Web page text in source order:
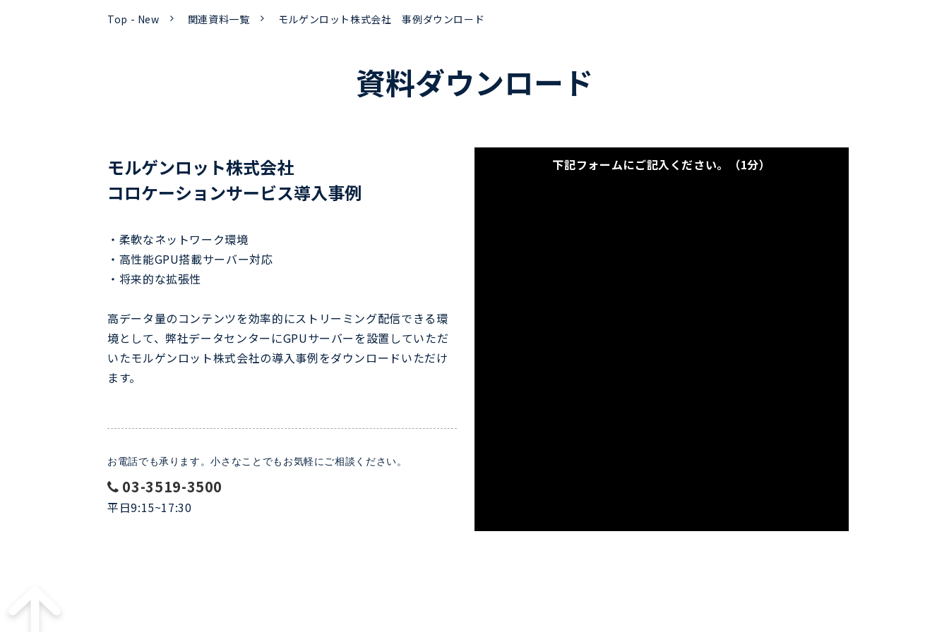
Top - New 関連資料一覧 モルゲンロット株式会社 事例ダウンロード
資料ダウンロード
モルゲンロット株式会社
コロケーションサービス導入事例
・柔軟なネットワーク環境
・高性能GPU搭載サーバー対応
・将来的な拡張性
高データ量のコンテンツを効率的にストリーミング配信できる環
境として、弊社データセンターにGPUサーバーを設置していただ
いたモルゲンロット株式会社の導入事例をダウンロードいただけ
ます。
お電話でも承ります。小さなことでもお気軽にご相談ください。
03-3519-3500
平日9:15~17:30
下記フォームにご記入ください。（1分）